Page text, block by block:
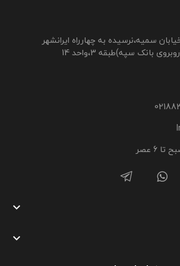
سمیه،نرسیده به چهارراه ایرانشهر

